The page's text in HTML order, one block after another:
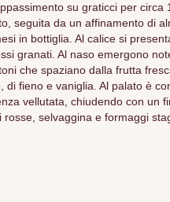
su graticci per circa
seguita da un affinamento di
in bottiglia. Al calice si
granati. Al naso emergono
che spaziano dalla frutta
fieno e vaniglia. Al palato è
vellutata, chiudendo con un
selvaggina e formaggi